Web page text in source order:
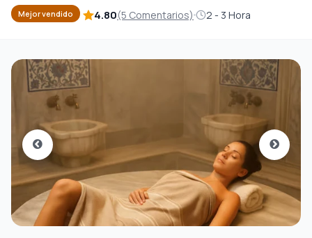
Mejor vendido 4.80(5 Comentarios) 2 - 3 Hora